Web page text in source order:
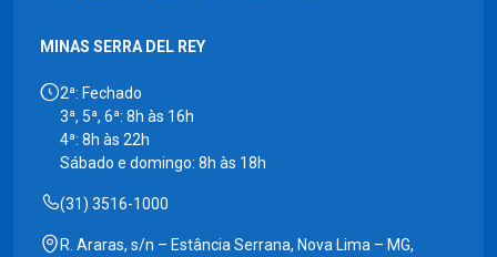
MINAS SERRA DEL REY
2ª: Fechado
3ª, 5ª, 6ª: 8h às 16h
4ª: 8h às 22h
Sábado e domingo: 8h às 18h
(31) 3516-1000
R. Araras, s/n – Estância Serrana, Nova Lima – MG,